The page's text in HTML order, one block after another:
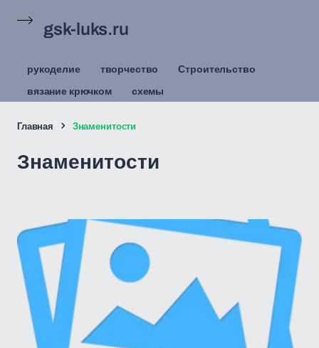
gsk-luks.ru
рукоделие творчество
Строительство
вязание крючком
схемы
Главная Знаменитости
Знаменитости